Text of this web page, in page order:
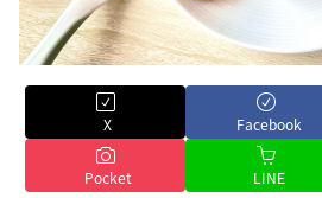
X Facebook
Pocket LINE